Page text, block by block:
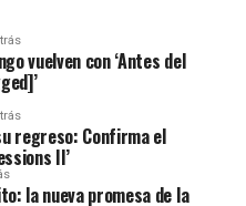
vuelven con ‘Antes del
regreso: Confirma el
II’
la nueva promesa de la